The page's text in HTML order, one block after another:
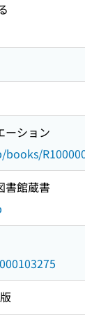
ーション
書館蔵書